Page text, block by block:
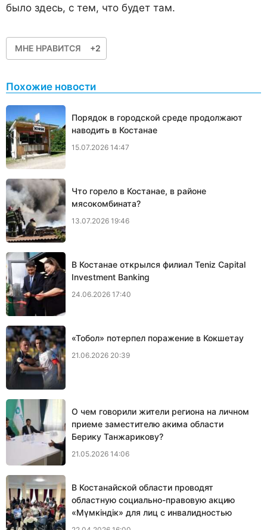
было здесь, с тем, что будет там.
МНЕ НРАВИТСЯ +2
Похожие новости
Порядок в городской среде продолжают
наводить в Костанае
15.07.2026 14:47
Что горело в Костанае, в районе
мясокомбината?
13.07.2026 19:46
В Костанае открылся филиал Teniz Capital
Investment Banking
24.06.2026 17:40
«Тобол» потерпел поражение в Кокшетау
21.06.2026 20:39
О чем говорили жители региона на личном
приеме заместителю акима области
Берику Танжарикову?
21.05.2026 14:06
В Костанайской области проводят
областную социально-правовую акцию
«Мүмкіндік» для лиц с инвалидностью